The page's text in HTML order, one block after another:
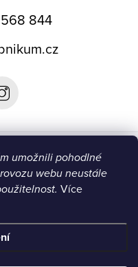
umožnili pohodlné
webu neustále
Více
844